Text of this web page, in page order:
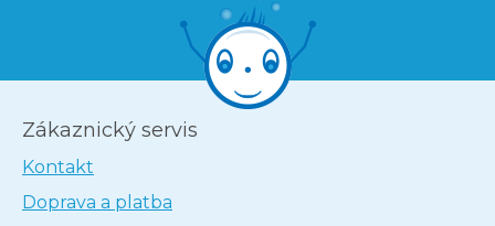
Zákaznický servis
Kontakt
Doprava a platba